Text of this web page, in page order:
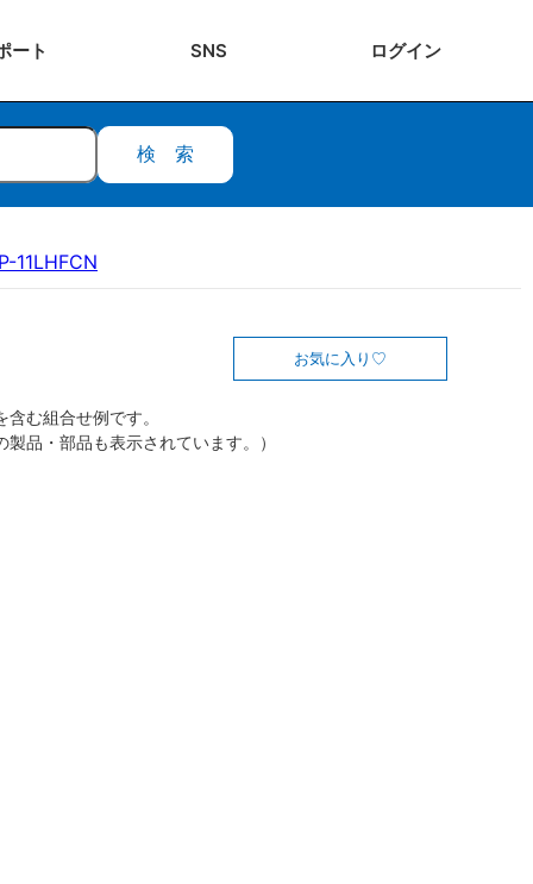
ート SNS ログイン
検索
11LHFCN
お気に入り
む組合せ例です。
製品・部品も表示されています。）